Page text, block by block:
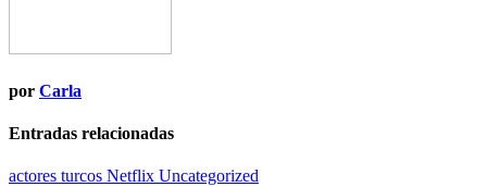
por Carla
Entradas relacionadas
actores turcos Netflix Uncategorized